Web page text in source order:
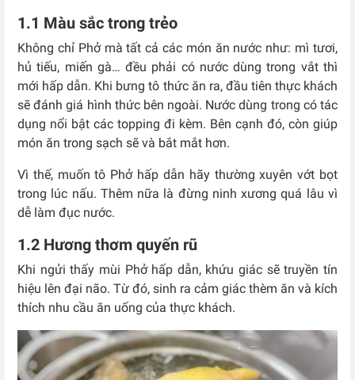
1.1 Màu sắc trong trẻo
Không chỉ Phở mà tất cả các món ăn nước như: mì tươi,
hủ tiếu, miến gà… đều phải có nước dùng trong vắt thì
mới hấp dẫn. Khi bưng tô thức ăn ra, đầu tiên thực khách
sẽ đánh giá hình thức bên ngoài. Nước dùng trong có tác
dụng nổi bật các topping đi kèm. Bên cạnh đó, còn giúp
món ăn trong sạch sẽ và bắt mắt hơn.
Vì thế, muốn tô Phở hấp dẫn hãy thường xuyên vớt bọt
trong lúc nấu. Thêm nữa là đừng ninh xương quá lâu vì
dễ làm đục nước.
1.2 Hương thơm quyến rũ
Khi ngửi thấy mùi Phở hấp dẫn, khứu giác sẽ truyền tín
hiệu lên đại não. Từ đó, sinh ra cảm giác thèm ăn và kích
thích nhu cầu ăn uống của thực khách.